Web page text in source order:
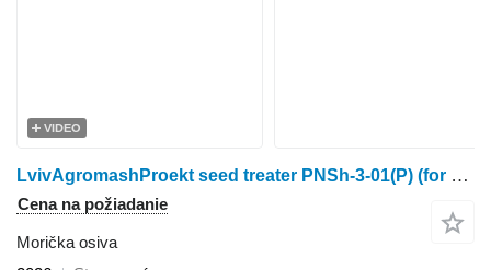
VIDEO
LvivAgromashProekt seed treater PNSh-3-01(P) (for big bags)
Cena na požiadanie
Morička osiva